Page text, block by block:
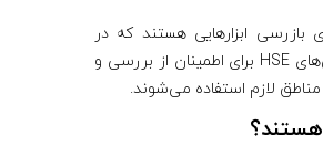
ابزارهایی هستند که در
طول بازرسی‌های HSE برای اطمینان از بررسی و
مناطق لازم استفاده می‌شوند.